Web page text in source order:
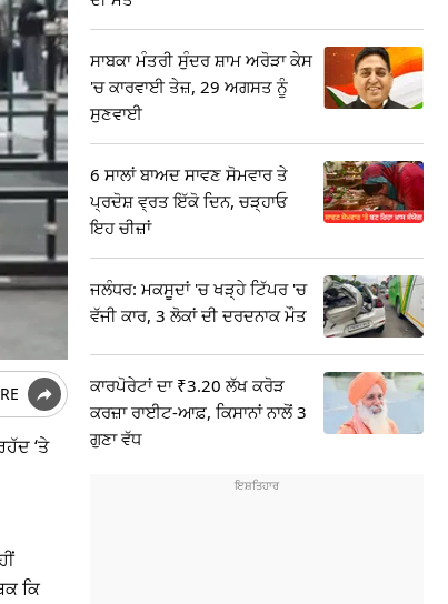
‘ਤੇ
ਕਿ
ਸਾਬਕਾ ਮੰਤਰੀ ਸੁੰਦਰ ਸ਼ਾਮ ਅਰੋੜਾ ਕੇਸ
'ਚ ਕਾਰਵਾਈ ਤੇਜ਼, 29 ਅਗਸਤ ਨੂੰ
ਸੁਣਵਾਈ
6 ਸਾਲਾਂ ਬਾਅਦ ਸਾਵਣ ਸੋਮਵਾਰ ਤੇ
ਪ੍ਰਦੋਸ਼ ਵ੍ਰਤ ਇੱਕੋ ਦਿਨ, ਚੜ੍ਹਾਓ
ਇਹ ਚੀਜ਼ਾਂ
ਜਲੰਧਰ: ਮਕਸੂਦਾਂ 'ਚ ਖੜ੍ਹੇ ਟਿੱਪਰ 'ਚ
ਵੱਜੀ ਕਾਰ, 3 ਲੋਕਾਂ ਦੀ ਦਰਦਨਾਕ ਮੌਤ
ਕਾਰਪੋਰੇਟਾਂ ਦਾ ₹3.20 ਲੱਖ ਕਰੋੜ
ਕਰਜ਼ਾ ਰਾਈਟ-ਆਫ਼, ਕਿਸਾਨਾਂ ਨਾਲੋਂ 3
ਗੁਣਾ ਵੱਧ